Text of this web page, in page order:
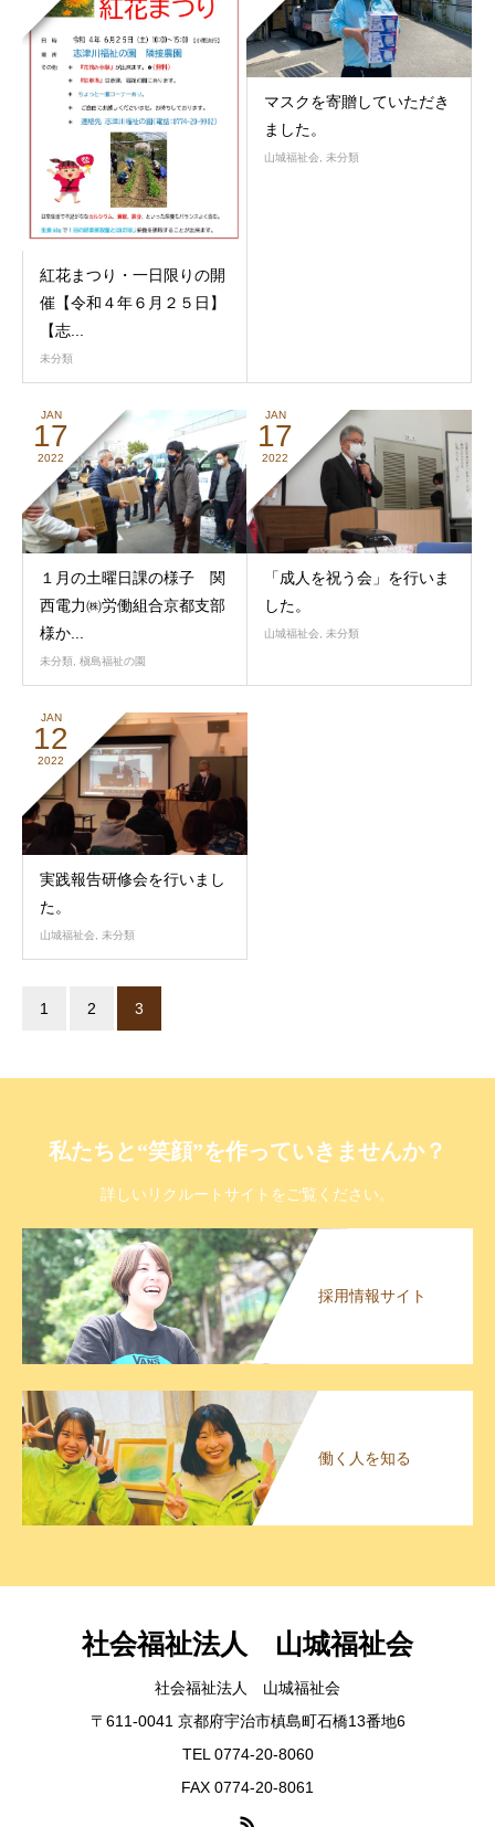
紅花まつり・一日限りの開
催【令和４年６月２５日】
【志...
未分類
マスクを寄贈していただき
ました。
山城福祉会 未分類
JAN
17
2022
１月の土曜日課の様子 関
西電力㈱労働組合京都支部
様か...
未分類 槇島福祉の園
JAN
17
2022
「成人を祝う会」を行いま
した。
山城福祉会 未分類
JAN
12
2022
実践報告研修会を行いまし
た。
山城福祉会 未分類
1 2 3
私たちと“笑顔”を作っていきませんか？
詳しいリクルートサイトをご覧ください。
採用情報サイト
働く人を知る
社会福祉法人 山城福祉会
社会福祉法人 山城福祉会
〒611-0041 京都府宇治市槙島町石橋13番地6
TEL 0774-20-8060
FAX 0774-20-8061